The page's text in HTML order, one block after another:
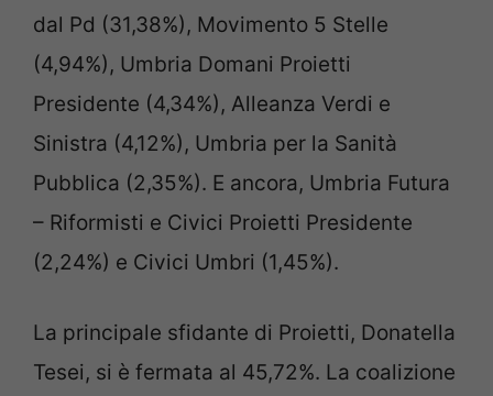
dal Pd (31,38%), Movimento 5 Stelle
(4,94%), Umbria Domani Proietti
Presidente (4,34%), Alleanza Verdi e
Sinistra (4,12%), Umbria per la Sanità
Pubblica (2,35%). E ancora, Umbria Futura
– Riformisti e Civici Proietti Presidente
(2,24%) e Civici Umbri (1,45%).
La principale sfidante di Proietti, Donatella
Tesei, si è fermata al 45,72%. La coalizione